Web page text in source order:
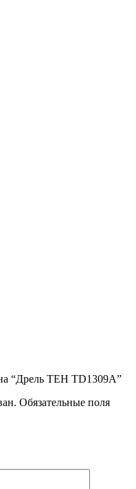
“Дрель ТЕН TD1309A”
Обязательные поля